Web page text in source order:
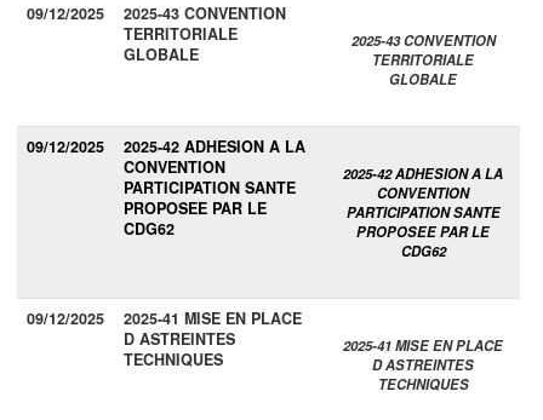
09/12/2025
2025-43 CONVENTION
TERRITORIALE
GLOBALE
2025-43 CONVENTION
TERRITORIALE
GLOBALE
09/12/2025
2025-42 ADHESION A LA
CONVENTION
PARTICIPATION SANTE
PROPOSEE PAR LE
CDG62
2025-42 ADHESION A LA
CONVENTION
PARTICIPATION SANTE
PROPOSEE PAR LE
CDG62
09/12/2025
2025-41 MISE EN PLACE
D ASTREINTES
TECHNIQUES
2025-41 MISE EN PLACE
D ASTREINTES
TECHNIQUES